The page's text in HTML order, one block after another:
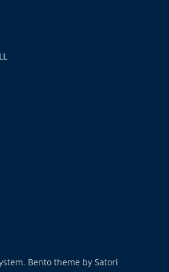
Bento theme by Satori